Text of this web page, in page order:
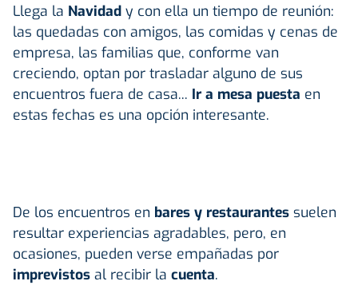
Llega la Navidad y con ella un tiempo de reunión:
las quedadas con amigos, las comidas y cenas de
empresa, las familias que, conforme van
creciendo, optan por trasladar alguno de sus
encuentros fuera de casa... Ir a mesa puesta en
estas fechas es una opción interesante.
De los encuentros en bares y restaurantes suelen
resultar experiencias agradables, pero, en
ocasiones, pueden verse empañadas por
imprevistos al recibir la cuenta.